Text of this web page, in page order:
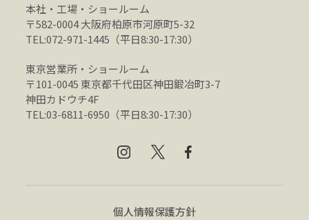
本社・工場・ショールーム
〒582-0004 大阪府柏原市河原町5-32
TEL:072-971-1445（平日8:30-17:30）
東京営業所・ショールーム
〒101-0045 東京都千代田区神田鍛冶町3-7
神田カドウチ4F
TEL:03-6811-6950（平日8:30-17:30）
個人情報保護方針